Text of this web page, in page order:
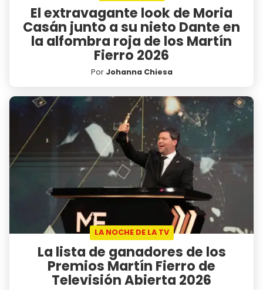
El extravagante look de Moria
Casán junto a su nieto Dante en
la alfombra roja de los Martín
Fierro 2026
Por Johanna Chiesa
LA NOCHE DE LA TV
La lista de ganadores de los
Premios Martín Fierro de
Televisión Abierta 2026